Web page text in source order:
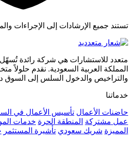
تستند جميع الإرشادات إلى الإجراءات
متعدد للاستشارات هي شركة رائدة
المملكة العربية السعودية. نقدم
والتراخيص والدخول السلس إلى السوق
خدماتنا
حاضنات الأعمال تأسيس الأعمال في
عمل مشتركة المنطقة الحرة خدمات
المميزة شريك سعودي تأشيرة المستثمر